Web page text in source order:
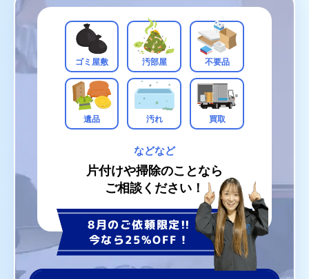
ゴミ屋敷 汚部屋 不要品
遺品 汚れ 買取
などなど
片付けや掃除のことなら
ご相談ください！
8月のご依頼限定!!
今なら25%OFF！